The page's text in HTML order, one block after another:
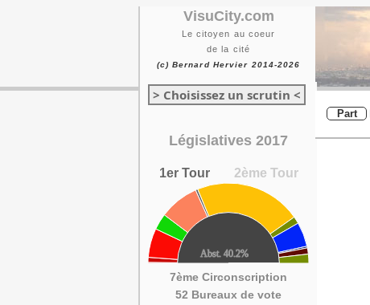
VisuCity.com
Le citoyen au coeur
de la cité
(c) Bernard Hervier 2014-2026
> Choisissez un scrutin <
Législatives 2017
1er Tour 2ème Tour
7ème Circonscription
52 Bureaux de vote
Part